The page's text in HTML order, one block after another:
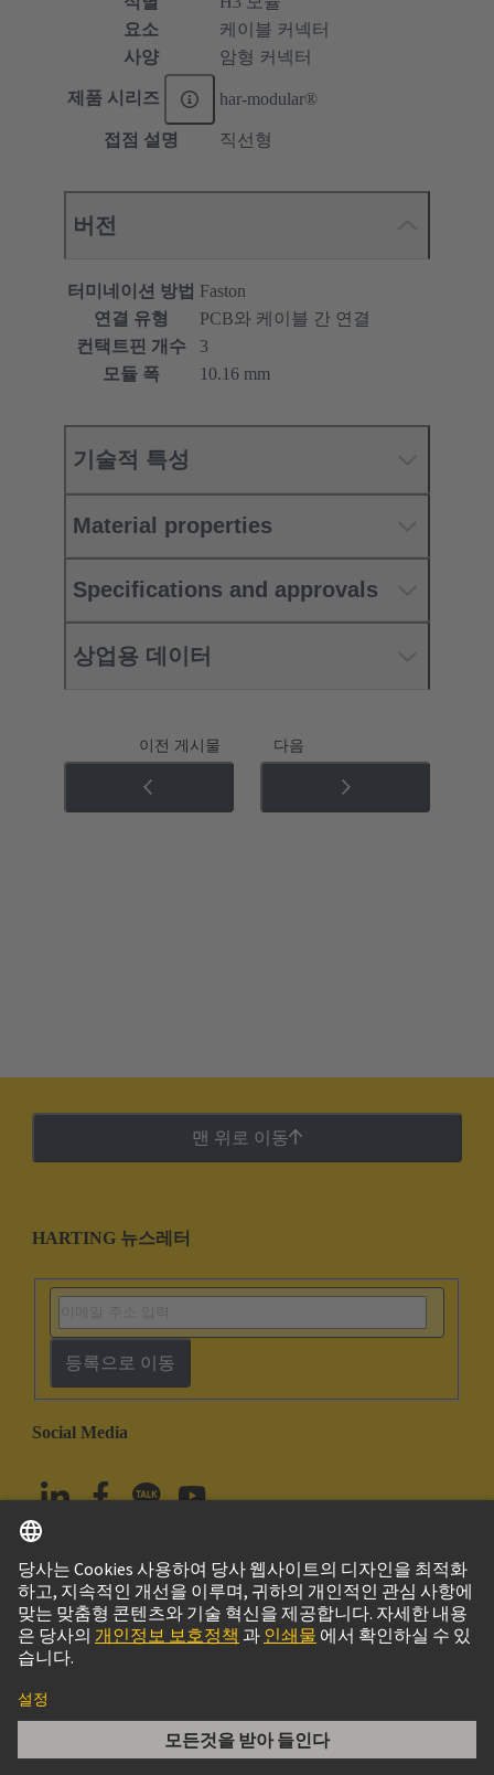
har-modular H3 module female faston
요소
케이블 커넥터
사양
암형 커넥터
제품 시리즈 har-modular®
접점 설명 직선형
버전
터미네이션 방법 Faston
연결 유형
PCB와 케이블 간 연결
컨택트핀 개수
3
모듈 폭
10.16 mm
기술적 특성
Material properties
Specifications and approvals
상업용 데이터
이전 게시물 다음
맨 위로 이동
HARTING 뉴스레터
등록으로 이동
Social Media
대한민국 한국어
© 하팅 테크놀로지 그룹
Privacy Policy Cookie PolicyTerms of Use